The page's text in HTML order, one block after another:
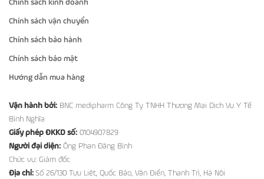
Chính sách kinh doanh
Chính sách vận chuyển
Chính sách bảo hành
Chính sách bảo mật
Hướng dẫn mua hàng
Vận hành bởi: BNC medipharm Công Ty TNHH Thương Mại Dịch Vụ Y Tế
Bình Nghĩa
Giấy phép ĐKKD số: 0104907829
Người đại diện: Ông Phan Đăng Bình
Chức vụ: Giám đốc
Địa chỉ: Số 26/130 Tựu Liệt, Quốc Bảo, Văn Điển, Thanh Trì, Hà Nội